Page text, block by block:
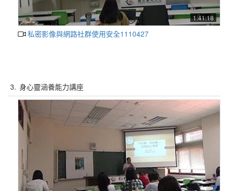
1:41:18
私密影像與網路社群使用安全1110427
3. 身心靈涵養能力講座